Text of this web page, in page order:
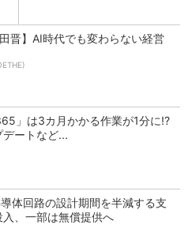
晋】AI時代でも変わらない経営
」は3カ月かかる作業が1分に!?
ートなど...
体回路の設計期間を半減する支
、一部は無償提供へ